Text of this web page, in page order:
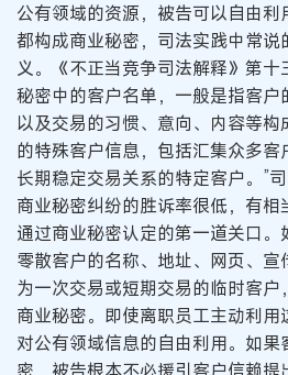
公有领域的资源，被告可以自由
都构成商业秘密，司法实践中常说
义。《不正当竞争司法解释》第十
秘密中的客户名单，一般是指客
以及交易的习惯、意向、内容等
的特殊客户信息，包括汇集众多
长期稳定交易关系的特定客户。”
商业秘密纠纷的胜诉率很低，有
通过商业秘密认定的第一道关口
零散客户的名称、地址、网页、
为一次交易或短期交易的临时客
商业秘密。即使离职员工主动利
对公有领域信息的自由利用。如